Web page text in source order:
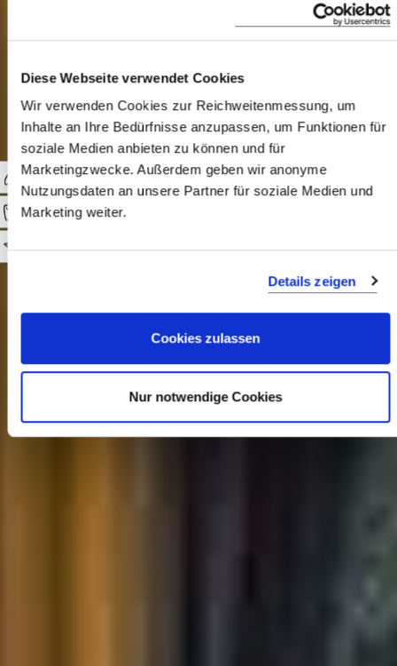
Diese Webseite verwendet Cookies
Wir verwenden Cookies zur Reichweitenmessung, um
Inhalte an Ihre Bedürfnisse anzupassen, um Funktionen für
soziale Medien anbieten zu können und für
Marketingzwecke. Außerdem geben wir anonyme
Nutzungsdaten an unsere Partner für soziale Medien und
Marketing weiter.
Details zeigen
Cookies zulassen
Nur notwendige Cookies
Design Hotels
Für diejenigen bei denen das Auge
immer mitisst - unsere weltweiten
Design-Hotels
CHEETAH PLAINS, SÜDAFRIKA